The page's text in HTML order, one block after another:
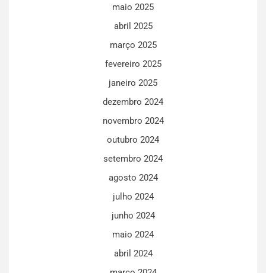
maio 2025
abril 2025
março 2025
fevereiro 2025
janeiro 2025
dezembro 2024
novembro 2024
outubro 2024
setembro 2024
agosto 2024
julho 2024
junho 2024
maio 2024
abril 2024